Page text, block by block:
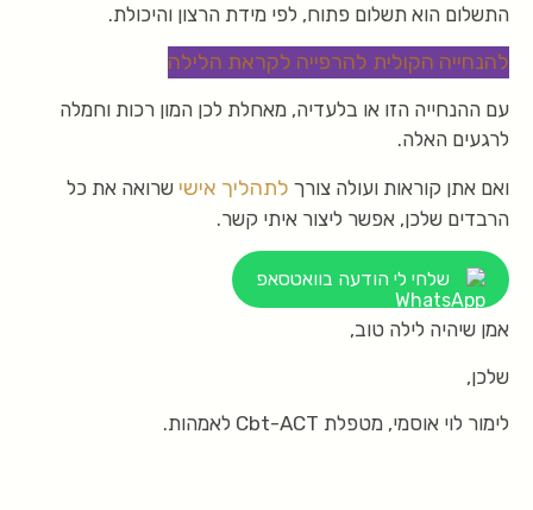
התשלום הוא תשלום פתוח, לפי מידת הרצון והיכולת.
להנחייה הקולית להרפייה לקראת הלילה
עם ההנחייה הזו או בלעדיה, מאחלת לכן המון רכות וחמלה
לרגעים האלה.
ואם אתן קוראות ועולה צורך לתהליך אישי שרואה את כל
הרבדים שלכן, אפשר ליצור איתי קשר.
שלחי לי הודעה בוואטסאפ
אמן שיהיה לילה טוב,
שלכן,
לימור לוי אוסמי, מטפלת Cbt-ACT לאמהות.